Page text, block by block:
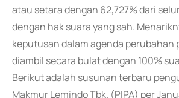
atau setara dengan 62,727% dari
dengan hak suara yang sah.
keputusan dalam agenda perubahan
diambil secara bulat dengan 100%
Berikut adalah susunan terbaru
Makmur Lemindo Tbk. (PIPA) per